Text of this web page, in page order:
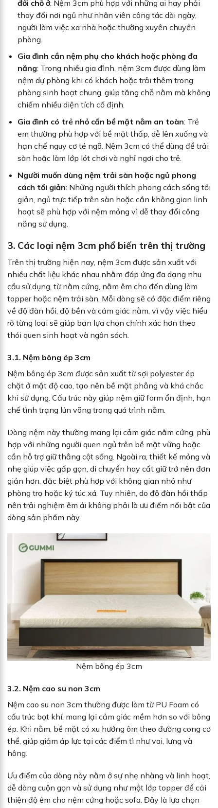
đổi chỗ ở: Nệm 3cm phù hợp với những ai hay phải
thay đổi nơi ngủ như nhân viên công tác dài ngày,
người làm việc xa nhà hoặc thường xuyên chuyển
phòng.
Gia đình cần nệm phụ cho khách hoặc phòng đa
năng: Trong nhiều gia đình, nệm 3cm được dùng làm
nệm dự phòng khi có khách hoặc trải thêm trong
phòng sinh hoạt chung, giúp tăng chỗ nằm mà không
chiếm nhiều diện tích cố định.
Gia đình có trẻ nhỏ cần bề mặt nằm an toàn: Trẻ
em thường phù hợp với bề mặt thấp, dễ lên xuống và
hạn chế nguy cơ té ngã. Nệm 3cm có thể dùng để trải
sàn hoặc làm lớp lót chơi và nghỉ ngơi cho trẻ.
Người muốn dùng nệm trải sàn hoặc ngủ phong
cách tối giản: Những người thích phong cách sống tối
giản, ngủ trực tiếp trên sàn hoặc cần không gian linh
hoạt sẽ phù hợp với nệm mỏng vì dễ thay đổi công
năng sử dụng.
3. Các loại nệm 3cm phổ biến trên thị trường
Trên thị trường hiện nay, nệm 3cm được sản xuất với
nhiều chất liệu khác nhau nhằm đáp ứng đa dạng nhu
cầu sử dụng, từ nằm cứng, nằm êm cho đến dùng làm
topper hoặc nệm trải sàn. Mỗi dòng sẽ có đặc điểm riêng
về độ đàn hồi, độ bền và cảm giác nằm, vì vậy việc hiểu
rõ từng loại sẽ giúp bạn lựa chọn chính xác hơn theo
thói quen sinh hoạt và ngân sách.
3.1. Nệm bông ép 3cm
Nệm bông ép 3cm được sản xuất từ sợi polyester ép
chặt ở mật độ cao, tạo nên bề mặt phẳng và khá chắc
khi sử dụng. Cấu trúc này giúp nệm giữ form ổn định, hạn
chế tình trạng lún võng trong quá trình nằm.
Dòng nệm này thường mang lại cảm giác nằm cứng, phù
hợp với những người quen ngủ trên bề mặt vững hoặc
cần hỗ trợ giữ thẳng cột sống. Ngoài ra, thiết kế mỏng và
nhẹ giúp việc gấp gọn, di chuyển hay cất giữ trở nên đơn
giản hơn, đặc biệt phù hợp với không gian nhỏ như
phòng trọ hoặc ký túc xá. Tuy nhiên, do độ đàn hồi thấp
nên trải nghiệm êm ái không phải là ưu điểm nổi bật của
dòng sản phẩm này.
Nệm bông ép 3cm
3.2. Nệm cao su non 3cm
Nệm cao su non 3cm thường được làm từ PU Foam có
cấu trúc bọt khí, mang lại cảm giác mềm hơn so với bông
ép. Khi nằm, bề mặt có xu hướng ôm theo đường cong cơ
thể, giúp giảm áp lực tại các điểm tì như vai, lưng và
hông.
Ưu điểm của dòng này nằm ở sự nhẹ nhàng và linh hoạt,
dễ dàng cuộn gọn và sử dụng như một lớp topper để cải
thiện độ êm cho nệm cứng hoặc sofa. Đây là lựa chọn